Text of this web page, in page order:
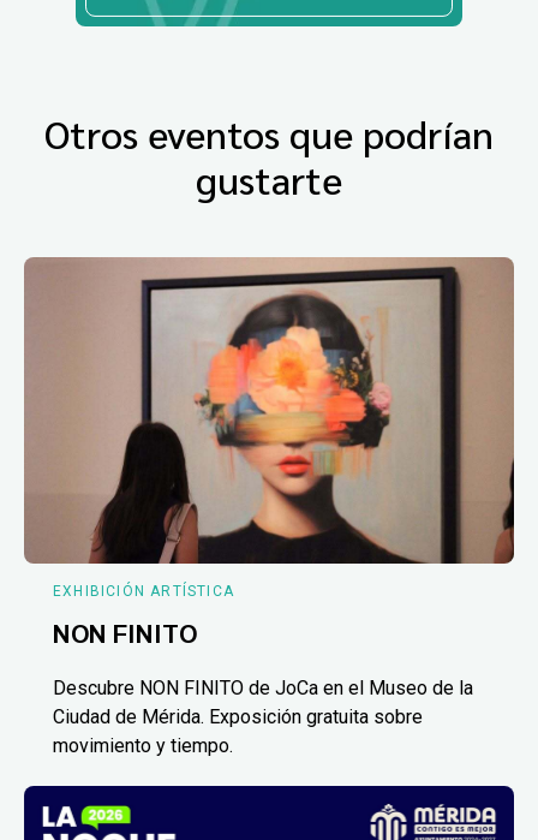
Otros eventos que podrían
gustarte
EXHIBICIÓN ARTÍSTICA
NON FINITO
Descubre NON FINITO de JoCa en el Museo de la
Ciudad de Mérida. Exposición gratuita sobre
movimiento y tiempo.